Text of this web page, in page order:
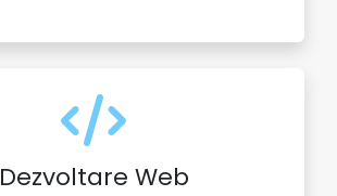
Dezvoltare Web